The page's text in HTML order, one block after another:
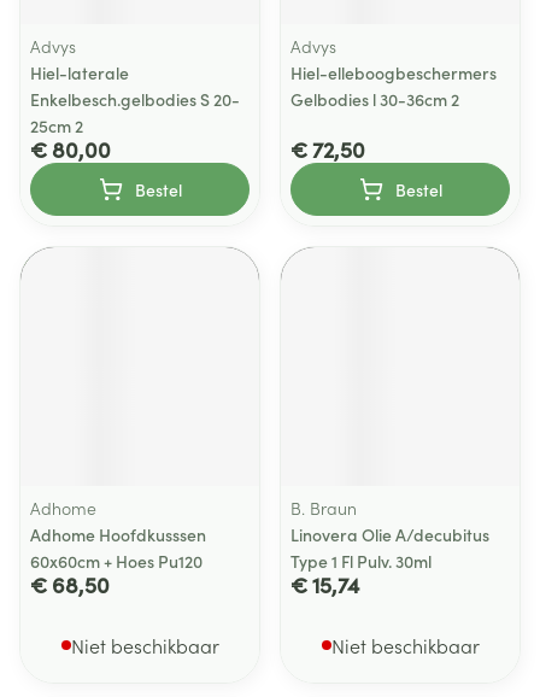
Advys
Hiel-laterale
Enkelbesch.gelbodies S 20-
25cm 2
€ 80,00
Bestel
Advys
Hiel-elleboogbeschermers
Gelbodies l 30-36cm 2
€ 72,50
Bestel
Adhome
Adhome Hoofdkusssen
60x60cm + Hoes Pu120
€ 68,50
Niet beschikbaar
B. Braun
Linovera Olie A/decubitus
Type 1 Fl Pulv. 30ml
€ 15,74
Niet beschikbaar